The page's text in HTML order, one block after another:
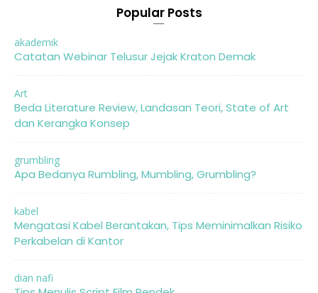
Popular Posts
akademik
Catatan Webinar Telusur Jejak Kraton Demak
Art
Beda Literature Review, Landasan Teori, State of Art
dan Kerangka Konsep
grumbling
Apa Bedanya Rumbling, Mumbling, Grumbling?
kabel
Mengatasi Kabel Berantakan, Tips Meminimalkan Risiko
Perkabelan di Kantor
dian nafi